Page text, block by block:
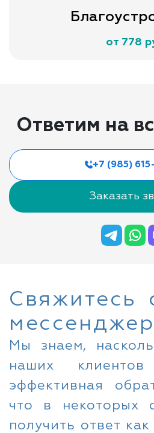
от 778
Ответим на
+7 (985)
Заказать
Свяжитесь
Мы знаем,
наших
эффективная
что в некоторых
получить ответ